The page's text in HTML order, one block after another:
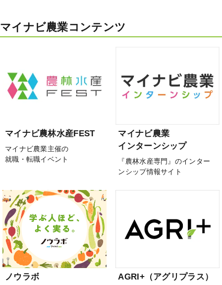
マイナビ農業コンテンツ
マイナビ農林水産FEST
マイナビ農業主催の
就職・転職イベント
マイナビ農業
インターンシップ
『農林水産専門』のインター
ンシップ情報サイト
ノウラボ AGRI+（アグリプラス）